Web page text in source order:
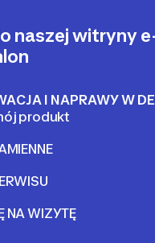
naszej witryny
I NAPRAWY W
produkt
NA WIZYTĘ